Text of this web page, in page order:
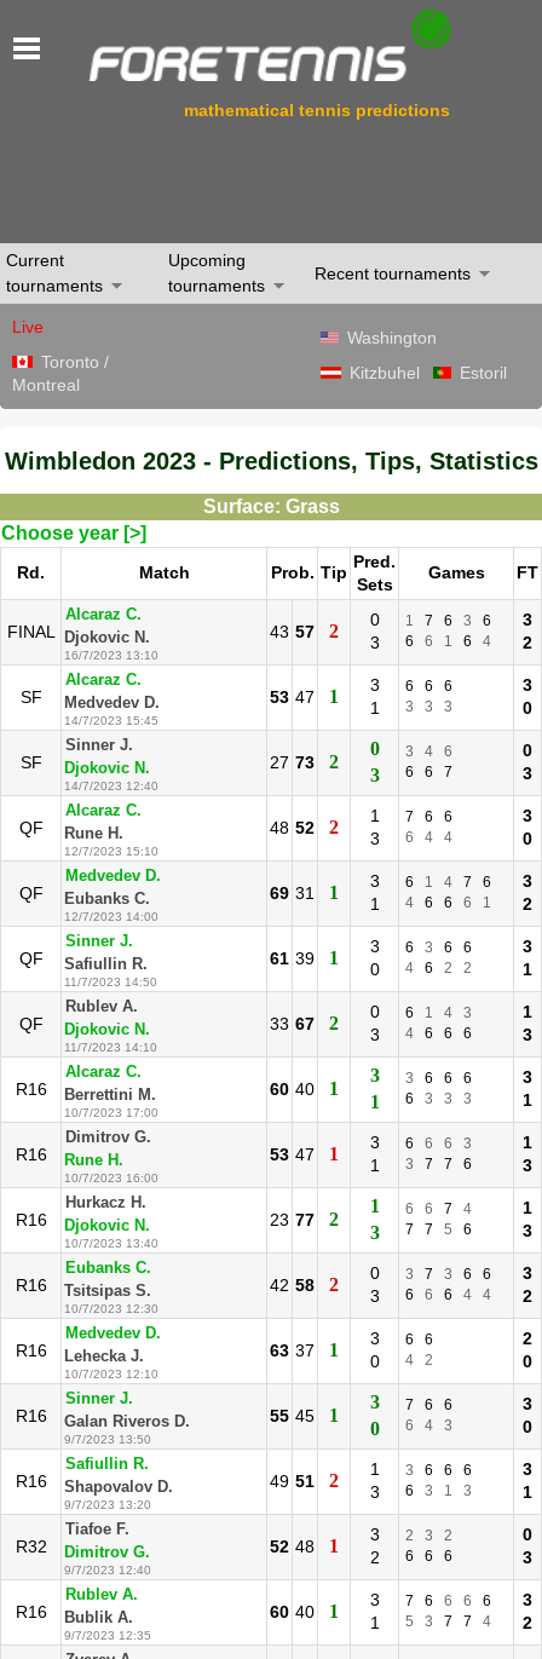
mathematical tennis predictions
Current
tournaments
Upcoming
tournaments
Recent tournaments
Live
Toronto /
Montreal
Washington
Kitzbuhel
Estoril
Wimbledon 2023 - Predictions, Tips, Statistics
Surface: Grass
Choose year [>]
Rd. Match Prob. Tip
Pred.
Sets
Games FT
FINAL
Alcaraz C.
Djokovic N.
16/7/2023 13:10
43 57 2
0
3
1 7 6 3
6
6
6 1 6 4
3
2
SF
Alcaraz C.
Medvedev D.
14/7/2023 15:45
53 47 1
3
1
6 6
6
3
3 3
3
0
SF
Sinner J.
Djokovic N.
14/7/2023 12:40
27 73 2
0
3
3 4
6
6
6 7
0
3
QF
Alcaraz C.
Rune H.
12/7/2023 15:10
48 52 2
1
3
7 6
6
6
4 4
3
0
QF
Medvedev D.
Eubanks C.
12/7/2023 14:00
69 31 1
3
1
6 1 4 7
6
4
6 6 6 1
3
2
QF
Sinner J.
Safiullin R.
11/7/2023 14:50
61 39 1
3
0
6 3 6
6
4
6 2 2
3
1
QF
Rublev A.
Djokovic N.
11/7/2023 14:10
33 67 2
0
3
6 1 4
3
4
6 6 6
1
3
R16
Alcaraz C.
Berrettini M.
10/7/2023 17:00
60 40 1
3
1
3 6 6
6
6
3 3 3
3
1
R16
Dimitrov G.
Rune H.
10/7/2023 16:00
53 47 1
3
1
6 6 6
3
3
7 7 6
1
3
R16
Hurkacz H.
Djokovic N.
10/7/2023 13:40
23 77 2
1
3
6 6 7
4
7
7 5 6
1
3
R16
Eubanks C.
Tsitsipas S.
10/7/2023 12:30
42 58 2
0
3
3 7 3 6
6
6
6 6 4 4
3
2
R16
Medvedev D.
Lehecka J.
10/7/2023 12:10
63 37 1
3
0
6
6
4
2
2
0
R16
Sinner J.
Galan Riveros D.
9/7/2023 13:50
55 45 1
3
0
7 6
6
6
4 3
3
0
R16
Safiullin R.
Shapovalov D.
9/7/2023 13:20
49 51 2
1
3
3 6 6
6
6
3 1 3
3
1
R32
Tiafoe F.
Dimitrov G.
9/7/2023 12:40
52 48 1
3
2
2 3
2
6
6 6
0
3
R16
Rublev A.
Bublik A.
9/7/2023 12:35
60 40 1
3
1
7 6 6 6
6
5
3 7 7 4
3
2